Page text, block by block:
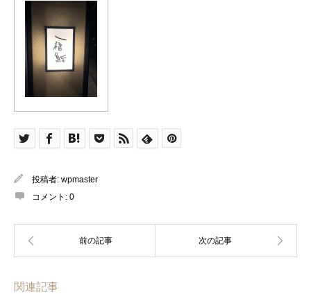
投稿者: wpmaster
コメント: 0
関連記事